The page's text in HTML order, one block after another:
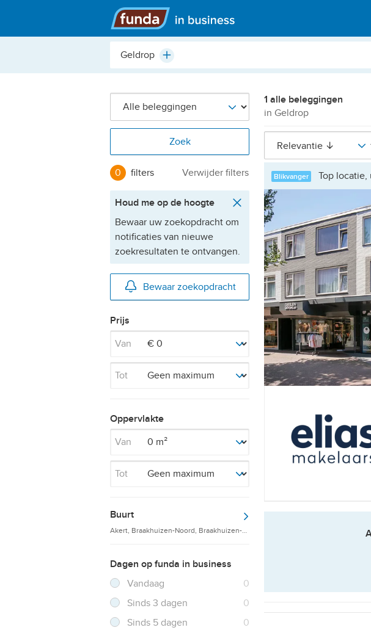
Hoofdmenu
Plaats,
etc.
Plus
Zoek
0 filters Verwijder filters
Houd me op de hoogte
Bewaar uw zoekopdracht om
notificaties van nieuwe
zoekresultaten te ontvangen.
Bewaar zoekopdracht
Prijs
Van
Tot
Oppervlakte
Van
Tot
Buurt
Akert, Braakhuizen-Noord, Braakhuizen-Zuid
Dagen op funda in business
Filter verwijderen
Vandaag 0
Sinds 3 dagen
0
Sinds 5 dagen
0
1 alle beleggingen
in Geldrop
Blikvanger Top